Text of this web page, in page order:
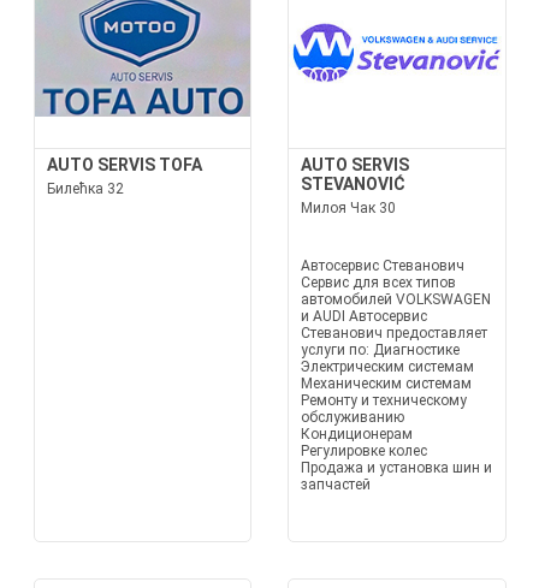
AUTO SERVIS TOFA
Билећка 32
AUTO SERVIS
STEVANOVIĆ
Милоя Чак 30
Автосервис Стеванович
Сервис для всех типов
автомобилей VOLKSWAGEN
и AUDI Автосервис
Стеванович предоставляет
услуги по: Диагностике
Электрическим системам
Механическим системам
Ремонту и техническому
обслуживанию
Кондиционерам
Регулировке колес
Продажа и установка шин и
запчастей